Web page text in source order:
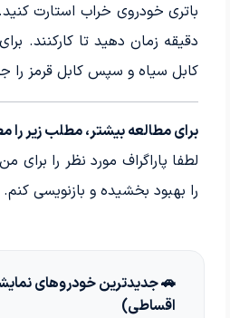
باتری خودروی خراب استارت
دقیقه زمان دهید تا کارکنند.
کابل سیاه و سپس کابل قرمز را
برای مطالعه بیشتر، مطلب زیر را
لطفا پاراگراف مورد نظر را برای
را بهبود بخشیده و بازنویسی کنم.
🚗 جدیدترین خودروهای
اقساطی)